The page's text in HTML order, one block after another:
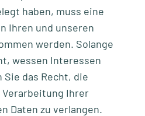
haben, muss eine
Ihren und unseren
werden. Solange
wessen Interessen
das Recht, die
Ihrer
Daten zu verlangen.